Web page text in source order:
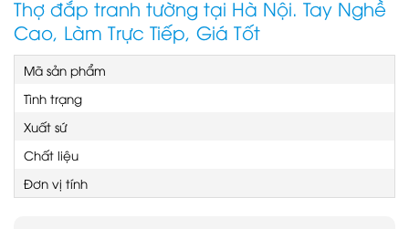
Thợ đắp tranh tường tại Hà Nội. Tay Nghề
Cao, Làm Trực Tiếp, Giá Tốt
Mã sản phẩm
Tình trạng
Xuất sứ
Chất liệu
Đơn vị tính